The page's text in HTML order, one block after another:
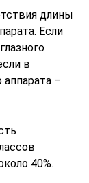
длины
Если
в
–
40%.